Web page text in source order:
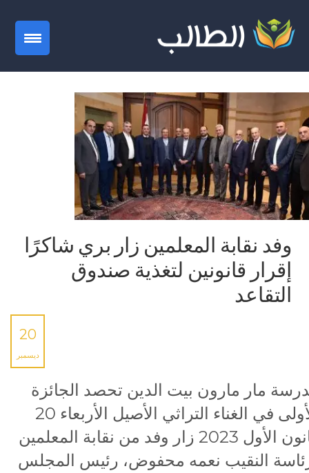
وفد نقابة المعلمين زار بري شاكرًا
إقرار قانونين لتغذية صندوق
التقاعد
20
ديسمبر
مار مارون بيت الدين تحصد الجائزة
الأولى في الغناء التراثي الأصيل الأربعاء 20
كانون الأول 2023 زار وفد من نقابة المعلمين
النقيب نعمه محفوض، رئيس المجلس